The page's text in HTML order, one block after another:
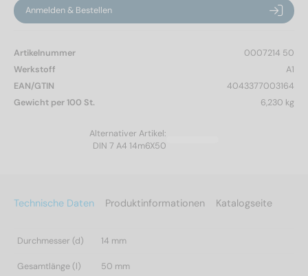
Anmelden & Bestellen
Artikelnummer
0007214 50
Werkstoff
A1
EAN/GTIN
4043377003164
Gewicht per 100 St.
6,230 kg
Alternativer Artikel:
DIN 7 A4 14m6X50
Technische Daten Produktinformationen Katalogseite
Durchmesser (d) 14 mm
Gesamtlänge (l) 50 mm